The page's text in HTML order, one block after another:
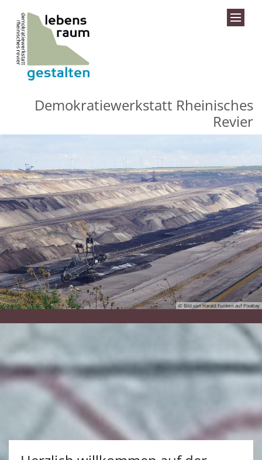
Demokratiewerkstatt Rheinisches
Revier
© Bild von Harald Funken auf Pixabay